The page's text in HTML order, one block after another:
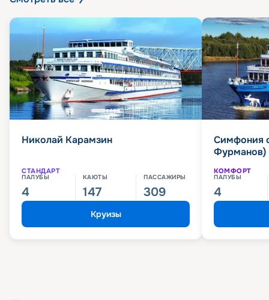
Николай Карамзин
СТАНДАРТ
ПАЛУБЫ
4
КАЮТЫ
147
ПАССАЖИРЫ
309
Круизы
Симфония
Фурманов)
КОМФОРТ
ПАЛУБЫ
4